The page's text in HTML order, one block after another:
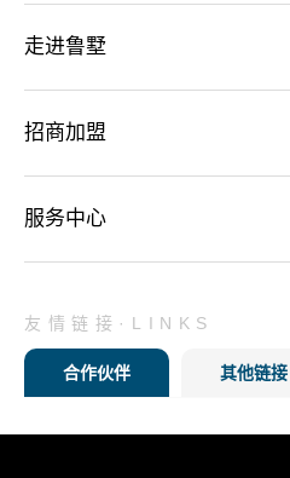
走进鲁墅
招商加盟
服务中心
合作伙伴 其他链接
友情链接·LINKS